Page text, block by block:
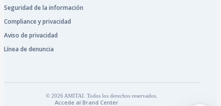
Seguridad de la información
Compliance y privacidad
Aviso de privacidad
Línea de denuncia
© 2026 AMITAI. Todos los derechos reservados.
Accede al Brand Center